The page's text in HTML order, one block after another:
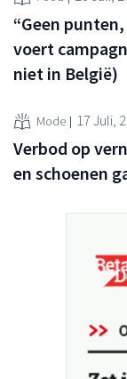
“Geen
voert
niet in België)
Mode 17 Juli,
Verbod op
en schoenen